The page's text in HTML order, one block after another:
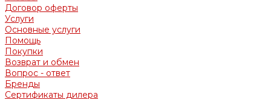
Договор оферты
Услуги
Основные услуги
Помощь
Покупки
Возврат и обмен
Вопрос - ответ
Бренды
Сертификаты дилера